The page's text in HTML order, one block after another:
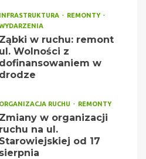
INFRASTRUKTURA
REMONTY
Ząbki w ruchu: remont
ul. Wolności z
dofinansowaniem w
drodze
ORGANIZACJA RUCHU REMONTY
Zmiany w organizacji
ruchu na ul.
Starowiejskiej od 17
sierpnia